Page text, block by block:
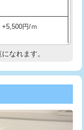
16,500円
22,000円
22,000円
3,300円
+5,500円/ｍ
現地調査
+3,300円
なれます。